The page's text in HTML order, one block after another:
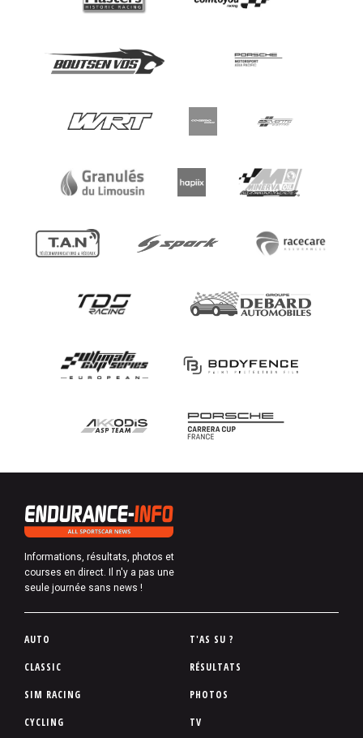
Informations, résultats, photos et
courses en direct. Il n'y a pas une
seule journée sans news !
P
d
d
AUTO
CLASSIC
SIM RACING
CYCLING
T'AS SU ?
RÉSULTATS
PHOTOS
TV